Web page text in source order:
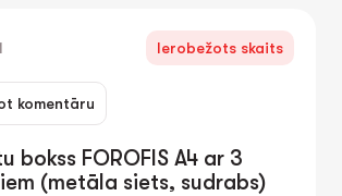
Ierobežots skaits
komentāru
bokss FOROFIS A4 ar 3
(metāla siets, sudrabs)